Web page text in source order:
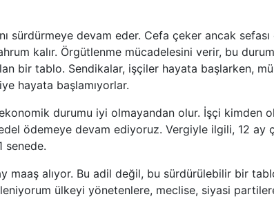
sürdürmeye devam eder. Cefa çeker ancak sefası
kalır. Örgütlenme mücadelesini verir, bu
bir tablo. Sendikalar, işçiler hayata başlarken,
hayata başlamıyorlar.
durumu iyi olmayandan olur. İşçi kimden
ödemeye devam ediyoruz. Vergiyle ilgili, 12 ay
senede.
maaş alıyor. Bu adil değil, bu sürdürülebilir bir
ülkeyi yönetenlere, meclise, siyasi